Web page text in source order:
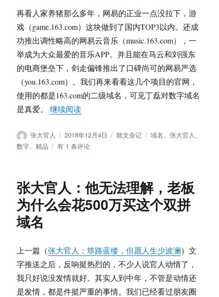
再看人家养猪那么多年，网易的正业一点没拉下，游
戏（game.163.com）这块做到了国内TOP3以内。还成
功推出调性略高的网易云音乐（music.163.com），一
举成为大众最爱的音乐APP。并且能在马云和刘强东
的电商堡垒下，剑走偏锋推出了口碑尚可的网易严选
（you.163.com）。我们再来看看这几个项目的官网，
使用的都是163.com的二级域名，可见丁磊对数字域名
是真爱。继续阅读“张大官人：为什么精品数字域名能大
作
者
张大官人
发
布
2018年12月4日
分
散文杂记
标
域名、张大官人、
数字 、精品
张
为
什
么
字
域
名
能
大
有 1 条评论
张大官人：他无法理解，老板
为什么会花500万买这个双拼
域名
上一篇（张大官人：筚路蓝缕，但愿人生少波澜）文
字推送之后，反响挺热烈的，不少人说官人动情了，
我只好说没发情就好。其实人到中年，不管是动情还
是发情，都是件挺严重的事情。我们已经看过朋友圈